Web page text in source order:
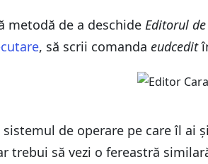
metodă de a deschide Editorul
, să scrii comanda eudcedit
de operare pe care îl ai
trebui să vezi o fereastră